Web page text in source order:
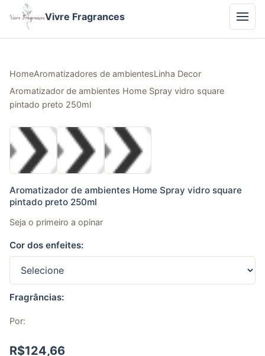
Vivre Fragrances
HomeAromatizadores de ambientesLinha Decor
Aromatizador de ambientes Home Spray vidro square
pintado preto 250ml
Aromatizador de ambientes Home Spray vidro square
pintado preto 250ml
Seja o primeiro a opinar
Cor dos enfeites:
Fragrâncias:
Por:
R$124,66